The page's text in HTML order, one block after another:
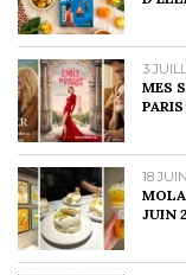
3
MES
18
JUIN